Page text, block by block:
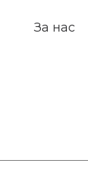
За нас